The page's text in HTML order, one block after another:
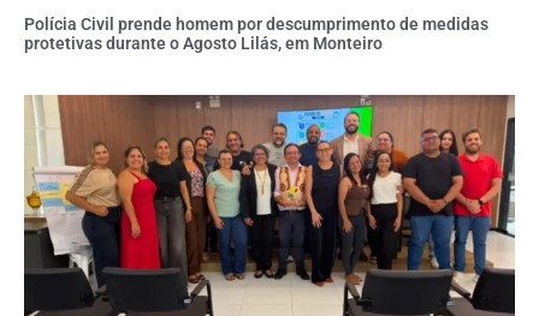
Polícia Civil prende homem por descumprimento de medidas
protetivas durante o Agosto Lilás, em Monteiro